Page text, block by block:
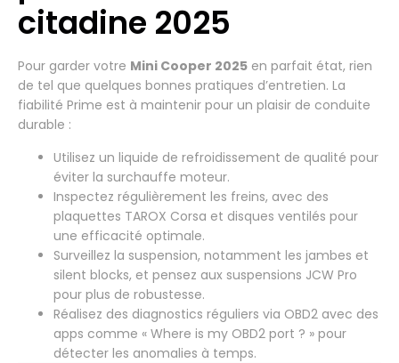
citadine 2025
Pour garder votre Mini Cooper 2025 en parfait état, rien
de tel que quelques bonnes pratiques d’entretien. La
fiabilité Prime est à maintenir pour un plaisir de conduite
durable :
Utilisez un liquide de refroidissement de qualité pour
éviter la surchauffe moteur.
Inspectez régulièrement les freins, avec des
plaquettes TAROX Corsa et disques ventilés pour
une efficacité optimale.
Surveillez la suspension, notamment les jambes et
silent blocks, et pensez aux suspensions JCW Pro
pour plus de robustesse.
Réalisez des diagnostics réguliers via OBD2 avec des
apps comme « Where is my OBD2 port ? » pour
détecter les anomalies à temps.